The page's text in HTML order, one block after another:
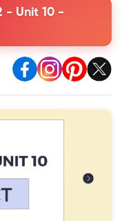
taking
Create a leaflet
Use these
- Unit 10 -